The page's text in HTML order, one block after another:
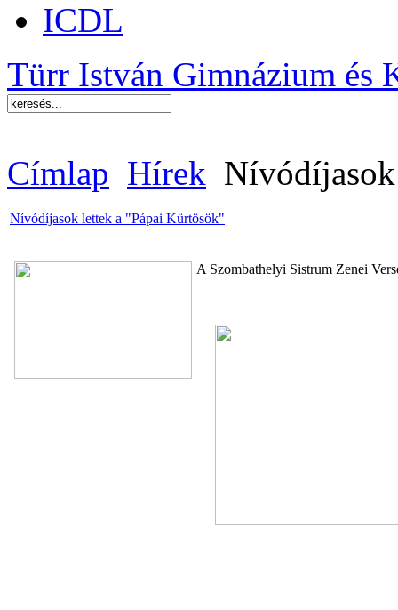
ICDL
Türr István Gimnázium és
Címlap Hírek
Nívódíjasok lettek a "Pápai Kürtösök"
A Szombathelyi Sistrum Zenei